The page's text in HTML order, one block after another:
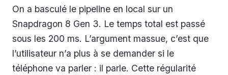
On a basculé le pipeline en local sur un
Snapdragon 8 Gen 3. Le temps total est passé
sous les 200 ms. L’argument massue, c’est que
l’utilisateur n’a plus à se demander si le
téléphone va parler : il parle. Cette régularité